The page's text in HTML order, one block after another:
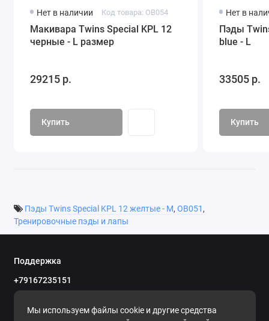
Нет в наличии Код товара: OB054
Макивара Twins Special KPL 12
черные - L размер
29215 р.
Купить
Нет в
Пэды
blue - L
33505 р.
Купить
Пэды Twins Special KPL 12 желтые - M, OB051,
Тренировочные пэды и лапы
Мы используем файлы cookie и другие средства
Поддержка
+79167235151
Пн.-вс. 09.00 до 20.00